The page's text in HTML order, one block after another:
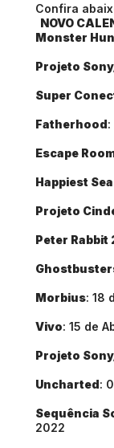
Confira
NOVO
Monster
Projeto
Super
Fatherhood:
Escape
Happiest
Projeto
Peter Rabbit
Morbius: 18
Vivo: 15 de
Projeto
Uncharted:
Sequência
2022